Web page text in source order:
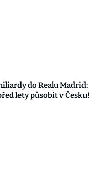
do Realu Madrid:
lety působit v Česku!